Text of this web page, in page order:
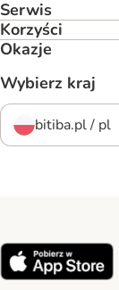
Serwis
Korzyści
Okazje
Wybierz kraj
bitiba.pl / pl